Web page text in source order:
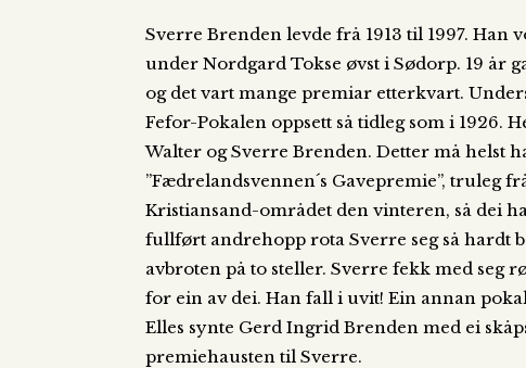
Sverre Brenden levde frå 1913 til 1997.
under Nordgard Tokse øvst i Sødorp. 19 år
og det vart mange premiar etterkvart.
Fefor-Pokalen oppsett så tidleg som i 1926.
Walter og Sverre Brenden. Detter må helst
”Fædrelandsvennen´s Gavepremie”,
Kristiansand-området den vinteren, så dei
fullført andrehopp rota Sverre seg så hardt
avbroten på to steller. Sverre fekk med seg
for ein av dei. Han fall i uvit! Ein annan
Elles synte Gerd Ingrid Brenden med ei
premiehausten til Sverre.